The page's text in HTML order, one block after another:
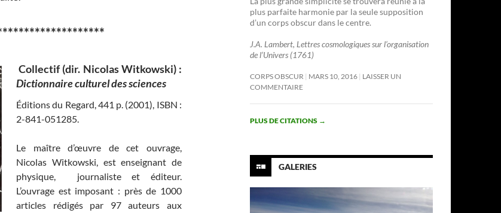
Collectif (dir. Nicolas Witkowski) :
Dictionnaire culturel des sciences
Éditions du Regard, 441 p. (2001), ISBN :
2-841-051285.
Le maître d’œuvre de cet ouvrage,
Nicolas Witkowski, est enseignant de
physique, journaliste et éditeur.
L’ouvrage est imposant : près de 1000
articles rédigés par 97 auteurs aux
plus parfaite harmonie par la seule supposition
d’un corps obscur dans le centre.
J.A. Lambert, Lettres cosmologiques sur l’organisation
de l’Univers (1761)
CORPS OBSCUR MARS 10, 2016 LAISSER UN
COMMENTAIRE
PLUS DE CITATIONS →
GALERIES